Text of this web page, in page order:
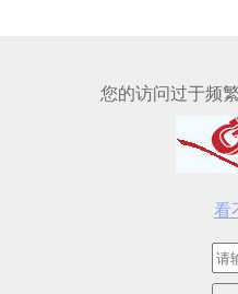
您的访问过于频
看